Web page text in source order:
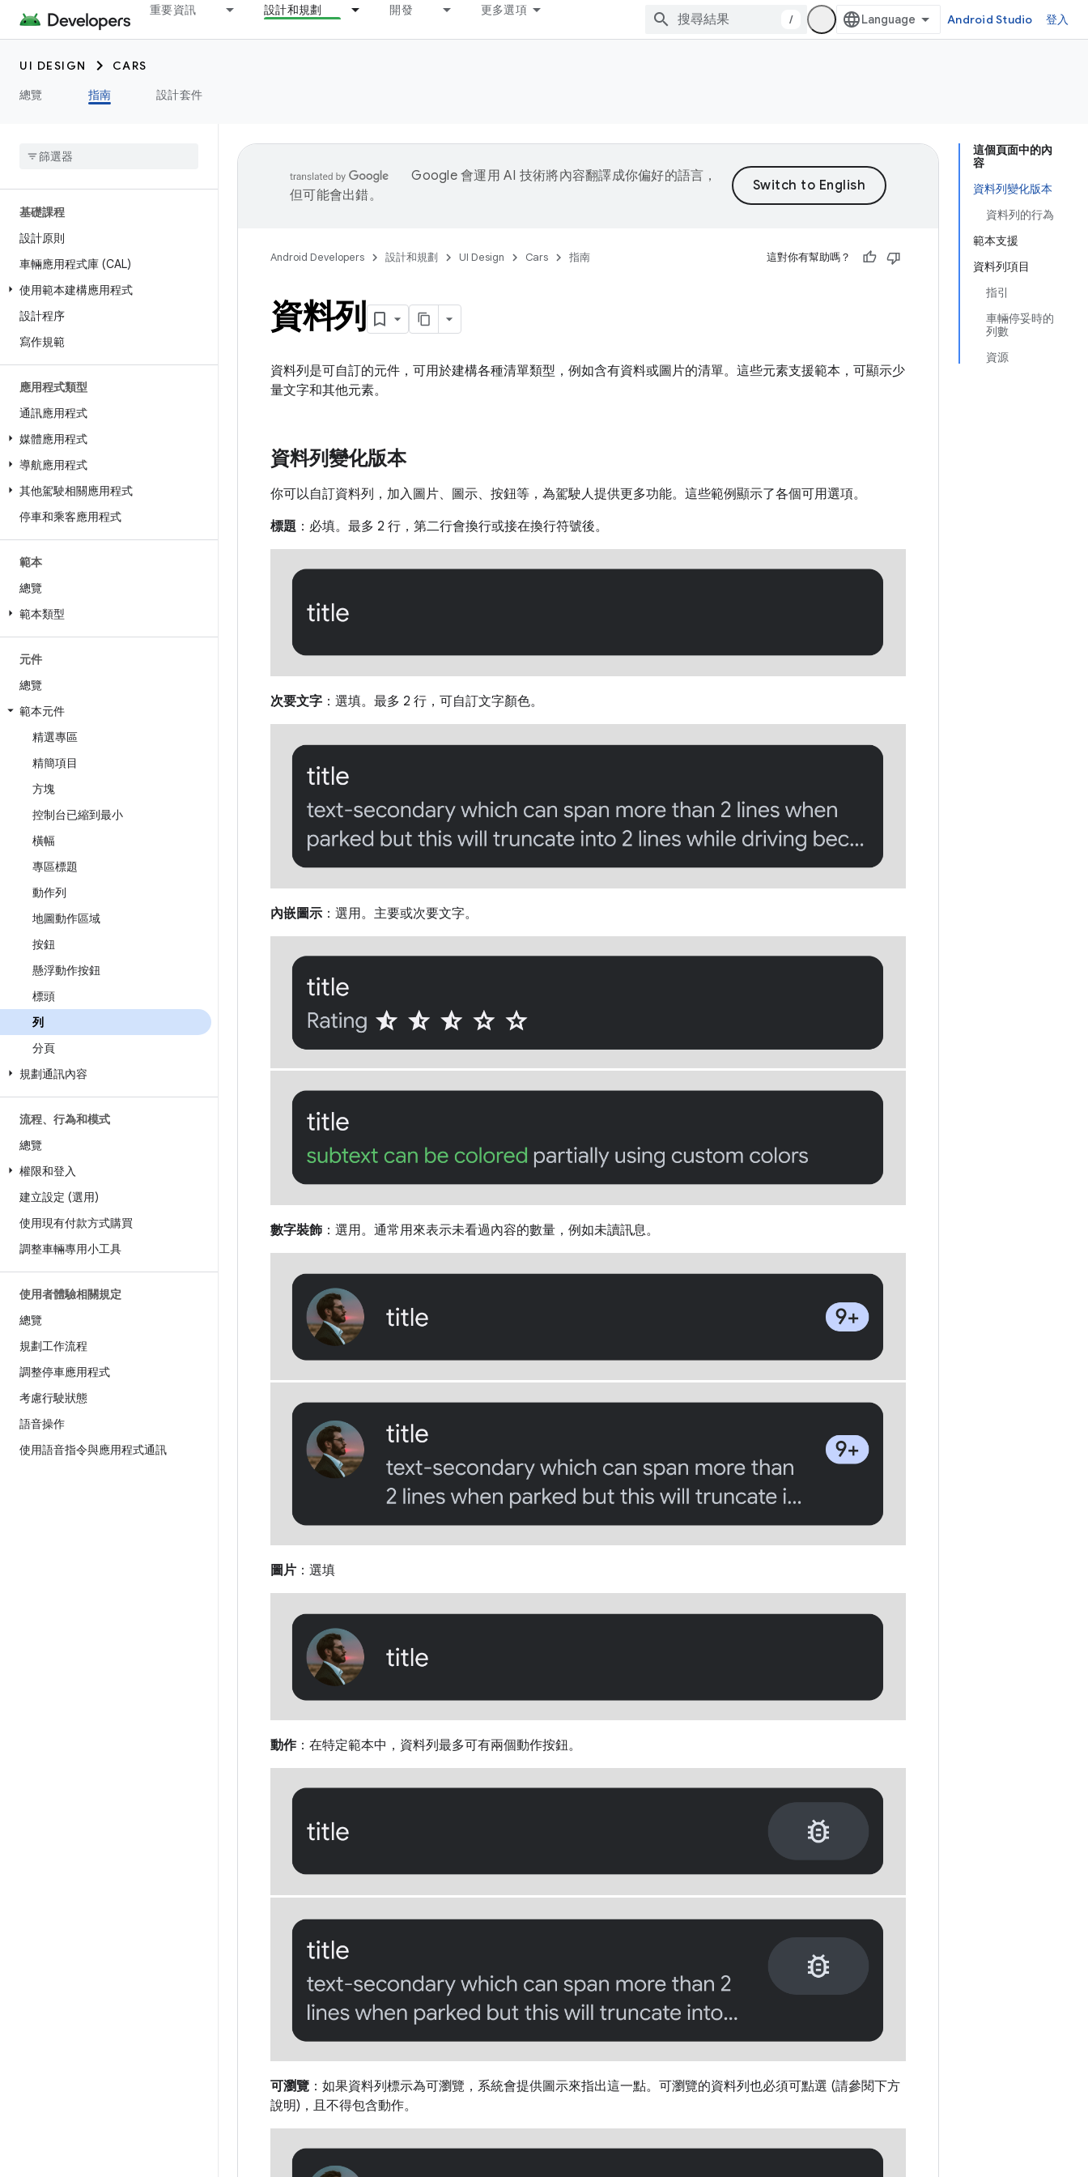
重要資訊 設計和規劃 開發 更多選項
/ Android Studio 登入
UI DESIGN
CARS
總覽
指南 設計套件
基礎課程
設計原則
車輛應用程式庫 (CAL)
使用範本建構應用程式
設計程序
寫作規範
應用程式類型
通訊應用程式
媒體應用程式
導航應用程式
其他駕駛相關應用程式
停車和乘客應用程式
範本
總覽
範本類型
元件
總覽
範本元件
精選專區
精簡項目
方塊
控制台已縮到最小
橫幅
專區標題
動作列
地圖動作區域
按鈕
懸浮動作按鈕
標頭
列
分頁
規劃通訊內容
流程、行為和模式
總覽
權限和登入
建立設定 (選用)
使用現有付款方式購買
調整車輛專用小工具
使用者體驗相關規定
總覽
規劃工作流程
調整停車應用程式
考慮行駛狀態
語音操作
使用語音指令與應用程式通訊
這個頁面中的內
容
資料列變化版本
資料列的行為
範本支援
資料列項目
指引
車輛停妥時的
列數
資源
Google 會運用 AI 技術將內容翻譯成你偏好的語言，
但可能會出錯。
Android Developers 設計和規劃 UI Design Cars 指南 這對你有幫助嗎？
資料列
資料列是可自訂的元件，可用於建構各種清單類型，例如含有資料或圖片的清單。這些元素支援範本，可顯示少
量文字和其他元素。
資料列變化版本
你可以自訂資料列，加入圖片、圖示、按鈕等，為駕駛人提供更多功能。這些範例顯示了各個可用選項。
標題 ：必填。最多 2 行，第二行會換行或接在換行符號後。
次要文字 ：選填。最多 2 行，可自訂文字顏色。
內嵌圖示 ：選用。主要或次要文字。
數字裝飾 ：選用。通常用來表示未看過內容的數量，例如未讀訊息。
圖片 ：選填
動作：在特定範本中，資料列最多可有兩個動作按鈕。
可瀏覽 ：如果資料列標示為可瀏覽，系統會提供圖示來指出這一點。可瀏覽的資料列也必須可點選 (請參閱下方
說明)，且不得包含動作。